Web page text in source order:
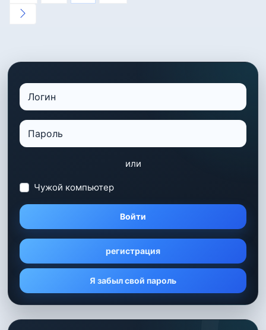
или
Чужой компьютер
Войти
регистрация
Я забыл свой пароль